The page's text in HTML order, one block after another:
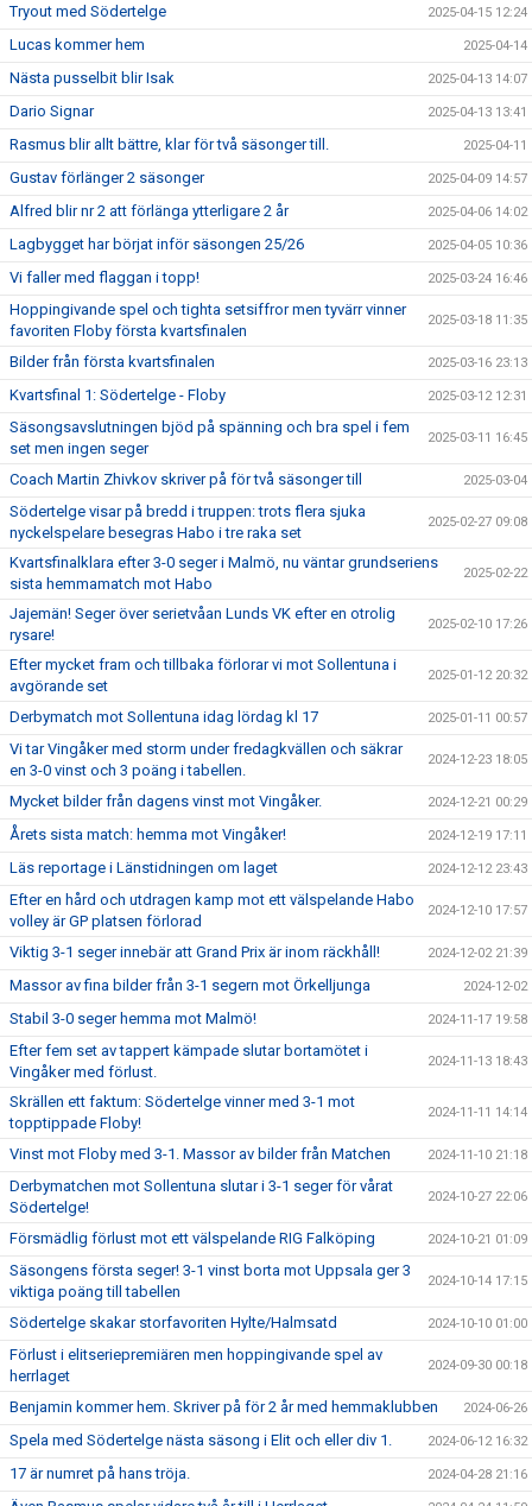
Tryout med Södertelge 2025-04-15 12:24
Lucas kommer hem 2025-04-14
Nästa pusselbit blir Isak 2025-04-13 14:07
Dario Signar 2025-04-13 13:41
Rasmus blir allt bättre, klar för två säsonger till. 2025-04-11
Gustav förlänger 2 säsonger 2025-04-09 14:57
Alfred blir nr 2 att förlänga ytterligare 2 år 2025-04-06 14:02
Lagbygget har börjat inför säsongen 25/26 2025-04-05 10:36
Vi faller med flaggan i topp! 2025-03-24 16:46
Hoppingivande spel och tighta setsiffror men tyvärr vinner
favoriten Floby första kvartsfinalen
2025-03-18 11:35
Bilder från första kvartsfinalen 2025-03-16 23:13
Kvartsfinal 1: Södertelge - Floby 2025-03-12 12:31
Säsongsavslutningen bjöd på spänning och bra spel i fem
set men ingen seger
2025-03-11 16:45
Coach Martin Zhivkov skriver på för två säsonger till 2025-03-04
Södertelge visar på bredd i truppen: trots flera sjuka
nyckelspelare besegras Habo i tre raka set
2025-02-27 09:08
Kvartsfinalklara efter 3-0 seger i Malmö, nu väntar grundseriens
sista hemmamatch mot Habo
2025-02-22
Jajemän! Seger över serietvåan Lunds VK efter en otrolig
rysare!
2025-02-10 17:26
Efter mycket fram och tillbaka förlorar vi mot Sollentuna i
avgörande set
2025-01-12 20:32
Derbymatch mot Sollentuna idag lördag kl 17 2025-01-11 00:57
Vi tar Vingåker med storm under fredagkvällen och säkrar
en 3-0 vinst och 3 poäng i tabellen.
2024-12-23 18:05
Mycket bilder från dagens vinst mot Vingåker. 2024-12-21 00:29
Årets sista match: hemma mot Vingåker! 2024-12-19 17:11
Läs reportage i Länstidningen om laget 2024-12-12 23:43
Efter en hård och utdragen kamp mot ett välspelande Habo
volley är GP platsen förlorad
2024-12-10 17:57
Viktig 3-1 seger innebär att Grand Prix är inom räckhåll! 2024-12-02 21:39
Massor av fina bilder från 3-1 segern mot Örkelljunga 2024-12-02
Stabil 3-0 seger hemma mot Malmö! 2024-11-17 19:58
Efter fem set av tappert kämpade slutar bortamötet i
Vingåker med förlust.
2024-11-13 18:43
Skrällen ett faktum: Södertelge vinner med 3-1 mot
topptippade Floby!
2024-11-11 14:14
Vinst mot Floby med 3-1. Massor av bilder från Matchen 2024-11-10 21:18
Derbymatchen mot Sollentuna slutar i 3-1 seger för vårat
Södertelge!
2024-10-27 22:06
Försmädlig förlust mot ett välspelande RIG Falköping 2024-10-21 01:09
Säsongens första seger! 3-1 vinst borta mot Uppsala ger 3
viktiga poäng till tabellen
2024-10-14 17:15
Södertelge skakar storfavoriten Hylte/Halmsatd 2024-10-10 01:00
Förlust i elitseriepremiären men hoppingivande spel av
herrlaget
2024-09-30 00:18
Benjamin kommer hem. Skriver på för 2 år med hemmaklubben 2024-06-26
Spela med Södertelge nästa säsong i Elit och eller div 1. 2024-06-12 16:32
17 är numret på hans tröja. 2024-04-28 21:16